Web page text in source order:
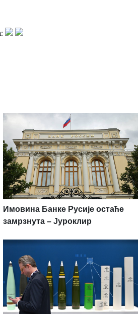
Имовина Банке Русије остаће
замрзнута – Јуроклир